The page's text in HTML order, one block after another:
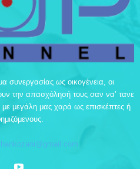
συνεργασίας ως οικογένεια, οι
την απασχόλησή τους σαν να’ τανε
μεγάλη μας χαρά ως επισκέπτες ή